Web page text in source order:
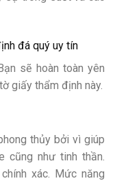
đá quý uy tín
sẽ hoàn toàn yên
giấy thẩm định này.
thủy bởi vì giúp
cũng như tinh thần.
xác. Mức năng